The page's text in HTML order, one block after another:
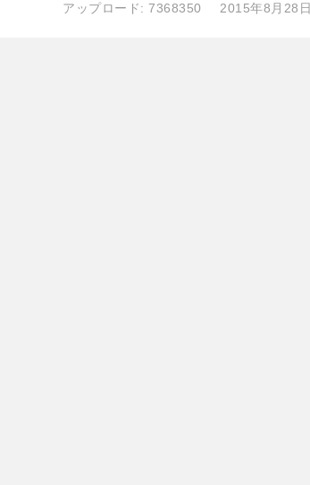
アップロード:7368350 2015年8月28日